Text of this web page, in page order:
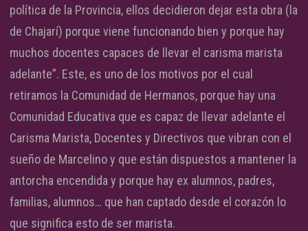
política de la Provincia, ellos decidieron dejar esta obra (la
de Chajarí) porque viene funcionando bien y porque hay
muchos docentes capaces de llevar el carisma marista
adelante”. Este, es uno de los motivos por el cual
retiramos la Comunidad de Hermanos, porque hay una
Comunidad Educativa que es capaz de llevar adelante el
Carisma Marista, Docentes y Directivos que vibran con el
sueño de Marcelino y que están dispuestos a mantener la
antorcha encendida y porque hay ex alumnos, padres,
familias, alumnos… que han captado desde el corazón lo
que significa esto de ser marista.